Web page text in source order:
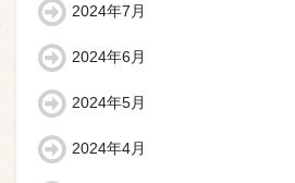
2024年7月
2024年6月
2024年5月
2024年4月